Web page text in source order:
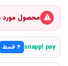
محصول مورد
snapp! pay ۴ قسط